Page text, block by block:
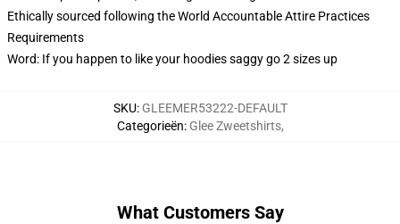
Ethically sourced following the World Accountable Attire Practices
Requirements
Word: If you happen to like your hoodies saggy go 2 sizes up
SKU: GLEEMER53222-DEFAULT
Categorieën: Glee Zweetshirts,
What Customers Say